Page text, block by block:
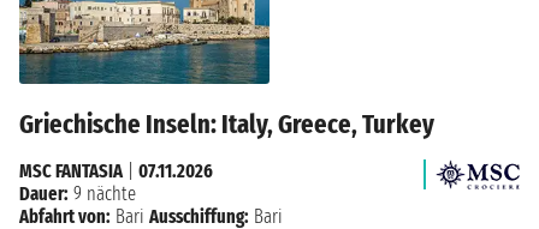
Griechische Inseln: Italy, Greece, Turkey
MSC FANTASIA
07.11.2026
Dauer: 9 nächte
Abfahrt von: Bari Ausschiffung: Bari